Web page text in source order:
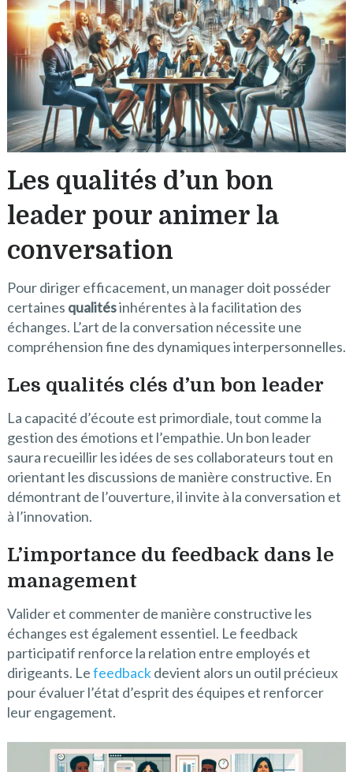
Les qualités d’un bon
leader pour animer la
conversation
Pour diriger efficacement, un manager doit posséder
certaines qualitésinhérentes à la facilitation des
échanges. L’art de la conversation nécessite une
compréhension fine des dynamiques interpersonnelles.
Les qualités clés d’un bon leader
La capacité d’écoute est primordiale, tout comme la
gestion des émotions et l’empathie. Un bon leader
saura recueillir les idées de ses collaborateurs tout en
orientant les discussions de manière constructive. En
démontrant de l’ouverture, il invite à la conversation et
à l’innovation.
L’importance du feedback dans le
management
Valider et commenter de manière constructive les
échanges est également essentiel. Le feedback
participatif renforce la relation entre employés et
dirigeants. Lefeedbackdevient alors un outil précieux
pour évaluer l’état d’esprit des équipes et renforcer
leur engagement.